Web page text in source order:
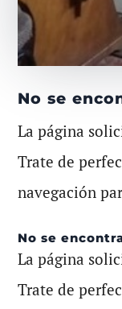
No se
La página
Trate de
navegación
No se
La página
Trate de